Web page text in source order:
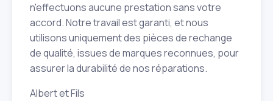
n'effectuons aucune prestation sans votre
accord. Notre travail est garanti, et nous
utilisons uniquement des pièces de rechange
de qualité, issues de marques reconnues, pour
assurer la durabilité de nos réparations.
Albert et Fils